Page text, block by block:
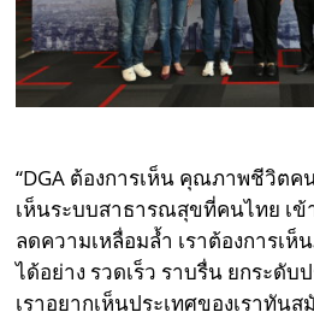
“DGA ต้องการเห็น คุณภาพชีวิตค
เห็นระบบสาธารณสุขที่คนไทย เข้
ลดความเหลื่อมล้ำ เราต้องการเ
ได้อย่าง รวดเร็ว ราบรื่น ยกระดับ
เราอยากเห็นประเทศของเราทัน